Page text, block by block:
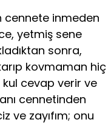
cennete inmeden
yetmiş sene
sonra,
kovmaman hiç
kul cevap verir ve
cennetinden
ve zayıfım; onu